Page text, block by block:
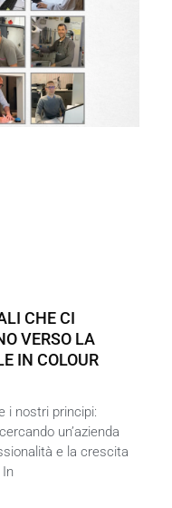
CHE CI
VERSO LA
IN COLOUR
i nostri principi:
un’azienda
e la crescita